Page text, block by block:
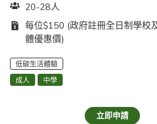
人數：
20-28人
費用：
每位$150 (政府註冊全日制學校
體優惠價)
低碳生活體驗
成人
中學
立即申請